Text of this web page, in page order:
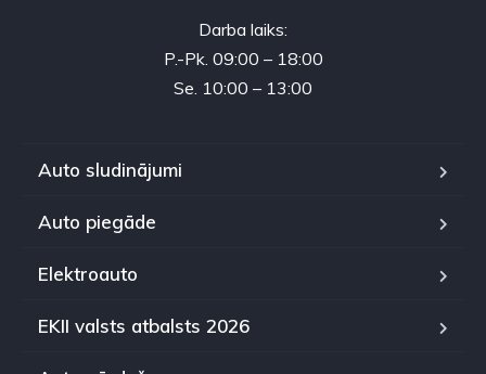
Darba laiks:
P.-Pk. 09:00 – 18:00
Se. 10:00 – 13:00
Auto sludinājumi
Auto piegāde
Elektroauto
EKII valsts atbalsts 2026